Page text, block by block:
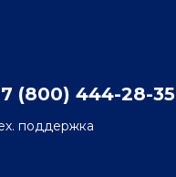
(800) 444-28-35
поддержка